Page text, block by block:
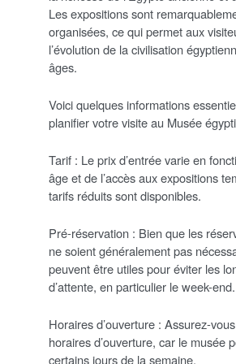
Les expositions sont
organisées, ce qui permet aux
l’évolution de la civilisation
âges.
Voici quelques informations
planifier votre visite au Musée
Tarif : Le prix d’entrée varie en
âge et de l’accès aux expositions
tarifs réduits sont disponibles.
Pré-réservation : Bien que les
ne soient généralement pas
peuvent être utiles pour éviter les
d’attente, en particulier le week-end.
Horaires d’ouverture : Assurez-
horaires d’ouverture, car le musée
certains jours de la semaine.